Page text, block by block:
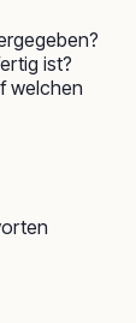
ist?
welchen